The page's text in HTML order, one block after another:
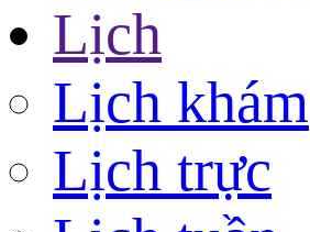
Lịch
Lịch khám
Lịch trực